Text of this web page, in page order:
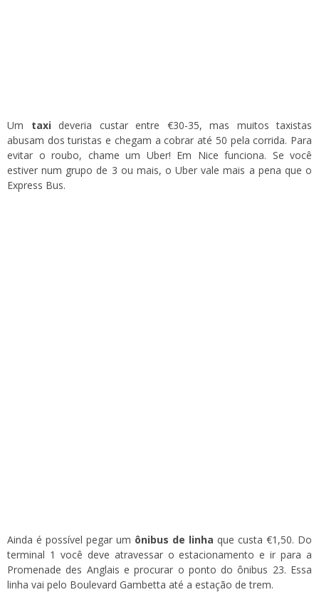
Um taxi deveria custar entre €30-35, mas muitos taxistas
abusam dos turistas e chegam a cobrar até 50 pela corrida. Para
evitar o roubo, chame um Uber! Em Nice funciona. Se você
estiver num grupo de 3 ou mais, o Uber vale mais a pena que o
Express Bus.
Ainda é possível pegar um ônibus de linha que custa €1,50. Do
terminal 1 você deve atravessar o estacionamento e ir para a
Promenade des Anglais e procurar o ponto do ônibus 23. Essa
linha vai pelo Boulevard Gambetta até a estação de trem.